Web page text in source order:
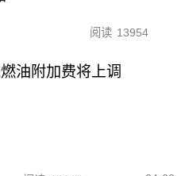
阅读 13954
油附加费将上调